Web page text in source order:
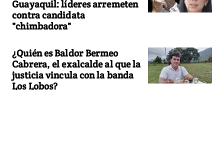
Guayaquil: líderes arremeten
contra candidata
"chimbadora"
¿Quién es Baldor Bermeo
Cabrera, el exalcalde al que la
justicia vincula con la banda
Los Lobos?